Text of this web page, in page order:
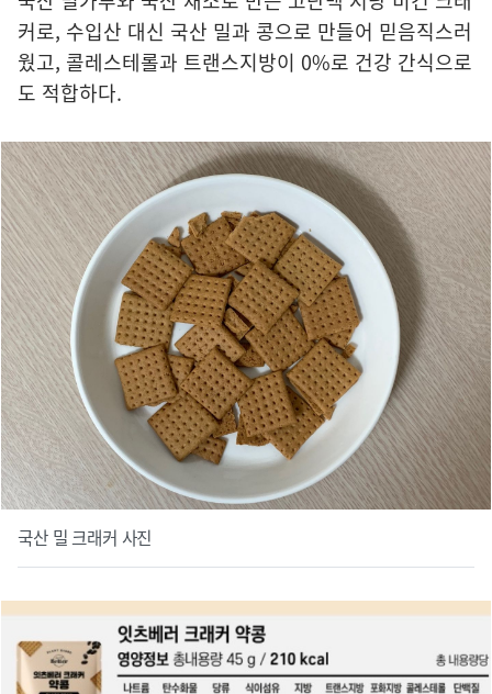
커로, 수입산 대신 국산 밀과 콩으로 만들어 믿음직스러
웠고, 콜레스테롤과 트랜스지방이 0%로 건강 간식으로
도 적합하다.
국산 밀 크래커 사진